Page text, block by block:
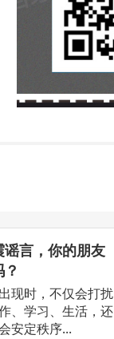
谣言，你的朋友
现时，不仅会打扰
、学习、生活，还
安定秩序...